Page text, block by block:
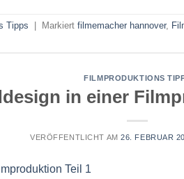
Tipps Markiert filmemacher hannover,
FILMPRODUKTIONS
in einer
VERÖFFENTLICHT AM26. FEBRUAR